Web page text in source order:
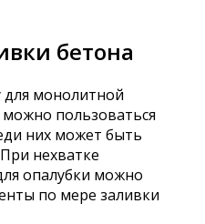
бетона
для монолитной
можно пользоваться
них может быть
нехватке
опалубки можно
по мере заливки